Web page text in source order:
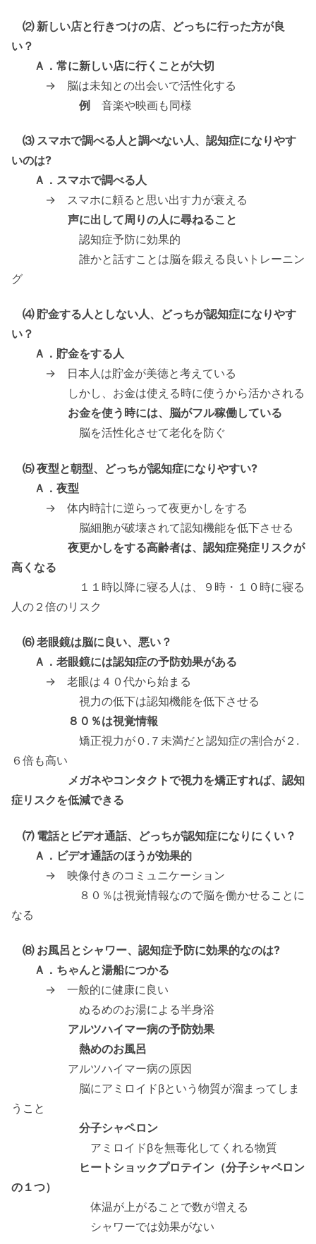
⑵ 新しい店と行きつけの店、どっちに行った方が良
い？
Ａ．常に新しい店に行くことが大切
→ 脳は未知との出会いで活性化する
例 音楽や映画も同様
⑶ スマホで調べる人と調べない人、認知症になりやす
いのは?
Ａ．スマホで調べる人
→ スマホに頼ると思い出す力が衰える
声に出して周りの人に尋ねること
認知症予防に効果的
誰かと話すことは脳を鍛える良いトレーニン
グ
⑷ 貯金する人としない人、どっちが認知症になりやす
い？
Ａ．貯金をする人
→ 日本人は貯金が美徳と考えている
しかし、お金は使える時に使うから活かされる
お金を使う時には、脳がフル稼働している
脳を活性化させて老化を防ぐ
⑸ 夜型と朝型、どっちが認知症になりやすい?
Ａ．夜型
→ 体内時計に逆らって夜更かしをする
脳細胞が破壊されて認知機能を低下させる
夜更かしをする高齢者は、認知症発症リスクが
高くなる
１１時以降に寝る人は、９時・１０時に寝る
人の２倍のリスク
⑹ 老眼鏡は脳に良い、悪い？
Ａ．老眼鏡には認知症の予防効果がある
→ 老眼は４０代から始まる
視力の低下は認知機能を低下させる
８０％は視覚情報
矯正視力が０.７未満だと認知症の割合が２.
６倍も高い
メガネやコンタクトで視力を矯正すれば、認知
症リスクを低減できる
⑺ 電話とビデオ通話、どっちが認知症になりにくい？
Ａ．ビデオ通話のほうが効果的
→ 映像付きのコミュニケーション
８０％は視覚情報なので脳を働かせることに
なる
⑻ お風呂とシャワー、認知症予防に効果的なのは?
Ａ．ちゃんと湯船につかる
→ 一般的に健康に良い
ぬるめのお湯による半身浴
アルツハイマー病の予防効果
熱めのお風呂
アルツハイマー病の原因
脳にアミロイドβという物質が溜まってしま
うこと
分子シャペロン
アミロイドβを無毒化してくれる物質
ヒートショックプロテイン（分子シャペロン
の１つ）
体温が上がることで数が増える
シャワーでは効果がない